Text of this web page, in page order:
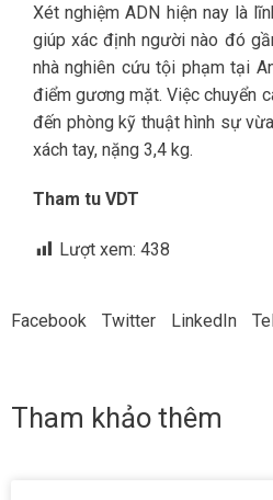
Xét nghiệm ADN hiện nay là
giúp xác định người nào đó
nhà nghiên cứu tội phạm tại
điểm gương mặt. Việc chuyển
đến phòng kỹ thuật hình sự
xách tay, nặng 3,4 kg.
Tham tu VDT
Lượt xem: 438
Facebook Twitter LinkedIn
Tham khảo thêm